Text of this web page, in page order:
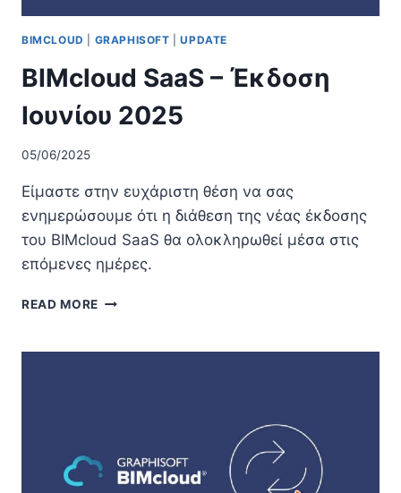
BIMCLOUD GRAPHISOFT |UPDATE
BIMcloud SaaS – Έκδοση
Ιουνίου 2025
05/06/2025
Είμαστε στην ευχάριστη θέση να σας
ενημερώσουμε ότι η διάθεση της νέας έκδοσης
του BIMcloud SaaS θα ολοκληρωθεί μέσα στις
επόμενες ημέρες.
READ MORE BIMCLOUD
ΈΚΔΟΣΗ